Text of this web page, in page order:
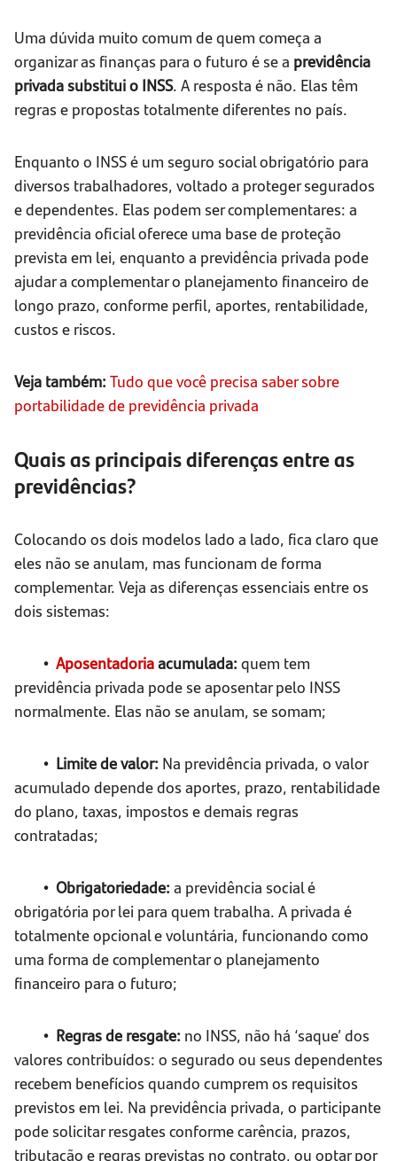
Uma dúvida muito comum de quem começa a
organizar as finanças para o futuro é se a previdência
privada substitui o INSS. A resposta é não. Elas têm
regras e propostas totalmente diferentes no país.
Enquanto o INSS é um seguro social obrigatório para
diversos trabalhadores, voltado a proteger segurados
e dependentes. Elas podem ser complementares: a
previdência oficial oferece uma base de proteção
prevista em lei, enquanto a previdência privada pode
ajudar a complementar o planejamento financeiro de
longo prazo, conforme perfil, aportes, rentabilidade,
custos e riscos.
Veja também: Tudo que você precisa saber sobre
portabilidade de previdência privada
Quais as principais diferenças entre as
previdências?
Colocando os dois modelos lado a lado, fica claro que
eles não se anulam, mas funcionam de forma
complementar. Veja as diferenças essenciais entre os
dois sistemas:
• Aposentadoriaacumulada: quem tem
previdência privada pode se aposentar pelo INSS
normalmente. Elas não se anulam, se somam;
• Limite de valor: Na previdência privada, o valor
acumulado depende dos aportes, prazo, rentabilidade
do plano, taxas, impostos e demais regras
contratadas;
• Obrigatoriedade: a previdência social é
obrigatória por lei para quem trabalha. A privada é
totalmente opcional e voluntária, funcionando como
uma forma de complementar o planejamento
financeiro para o futuro;
• Regras de resgate: no INSS, não há ‘saque’ dos
valores contribuídos: o segurado ou seus dependentes
recebem benefícios quando cumprem os requisitos
previstos em lei. Na previdência privada, o participante
pode solicitar resgates conforme carência, prazos,
tributação e regras previstas no contrato, ou optar por